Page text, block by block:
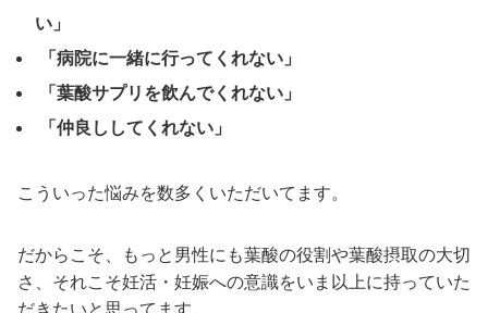
い」
「病院に一緒に行ってくれない」
「葉酸サプリを飲んでくれない」
「仲良ししてくれない」
こういった悩みを数多くいただいてます。
だからこそ、もっと男性にも葉酸の役割や葉酸摂取の大切
さ、それこそ妊活・妊娠への意識をいま以上に持っていた